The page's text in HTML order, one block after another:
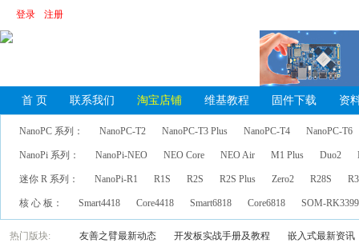
登录 注册
首 页 联系我们 淘宝店铺 维基教程 固件下载 资
NanoPC 系列： NanoPC-T2 NanoPC-T3 Plus NanoPC-T4 NanoPC-T6
NanoPi 系列： NanoPi-NEO NEO Core NEO Air M1 Plus Duo2
迷你 R 系列： NanoPi-R1 R1S R2S R2S Plus Zero2 R28S
核 心 板： Smart4418 Core4418 Smart6818 Core6818 SOM-
热门版块: 友善之臂最新动态 开发板实战手册及教程 嵌入式最新资讯